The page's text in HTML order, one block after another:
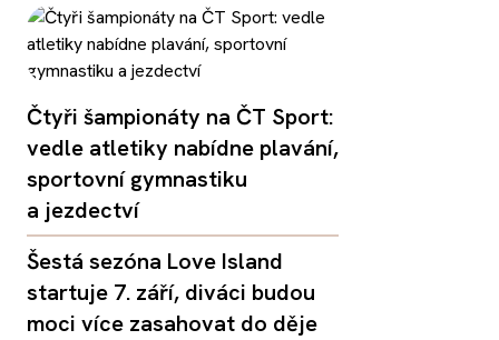
Čtyři šampionáty na ČT Sport:
vedle atletiky nabídne plavání,
sportovní gymnastiku
a jezdectví
Šestá sezóna Love Island
startuje 7. září, diváci budou
moci více zasahovat do děje